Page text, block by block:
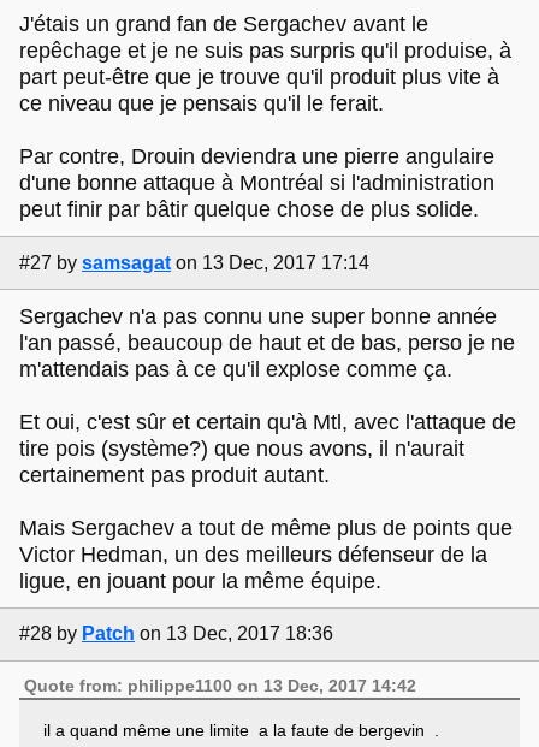
J'étais un grand fan de Sergachev avant le
repêchage et je ne suis pas surpris qu'il produise, à
part peut-être que je trouve qu'il produit plus vite à
ce niveau que je pensais qu'il le ferait.
Par contre, Drouin deviendra une pierre angulaire
d'une bonne attaque à Montréal si l'administration
peut finir par bâtir quelque chose de plus solide.
#27 by samsagat on 13 Dec, 2017 17:14
Sergachev n'a pas connu une super bonne année
l'an passé, beaucoup de haut et de bas, perso je ne
m'attendais pas à ce qu'il explose comme ça.
Et oui, c'est sûr et certain qu'à Mtl, avec l'attaque de
tire pois (système?) que nous avons, il n'aurait
certainement pas produit autant.
Mais Sergachev a tout de même plus de points que
Victor Hedman, un des meilleurs défenseur de la
ligue, en jouant pour la même équipe.
#28 by Patch on 13 Dec, 2017 18:36
Quote from: philippe1100 on 13 Dec, 2017 14:42
il a quand même une limite a la faute de bergevin .